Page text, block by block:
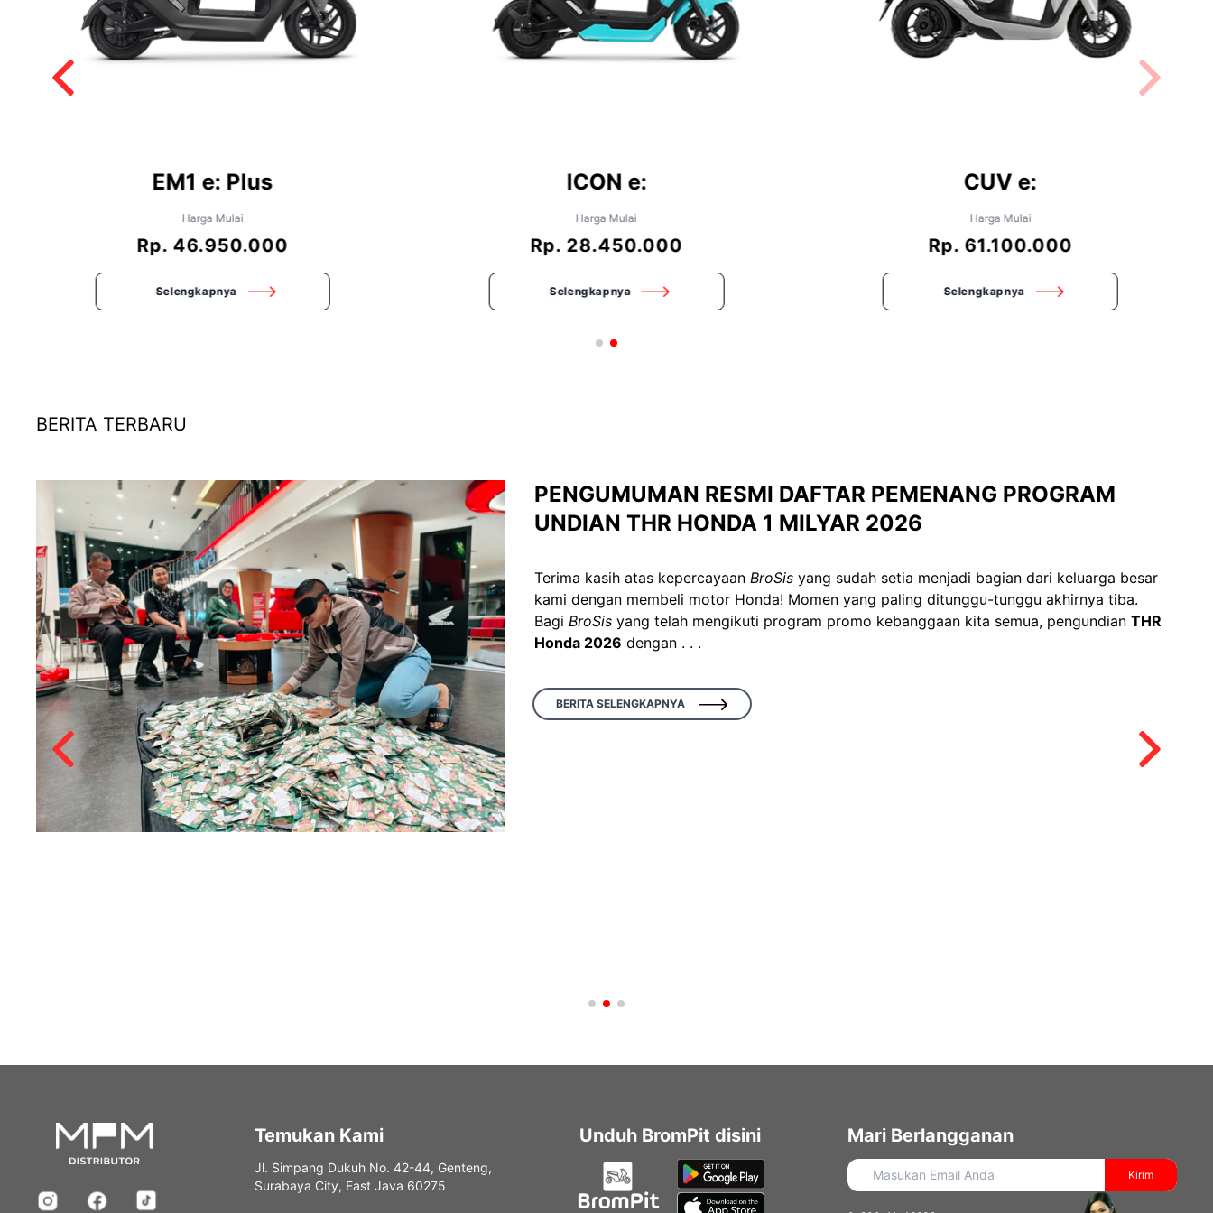
EM1 e: Plus
Harga Mulai
Rp. 46.950.000
Selengkapnya
ICON e:
Harga Mulai
Rp. 28.450.000
Selengkapnya
CUV e:
Harga Mulai
Rp. 61.100.000
Selengkapnya
BERITA TERBARU
PENGUMUMAN RESMI DAFTAR PEMENANG PROGRAM
UNDIAN THR HONDA 1 MILYAR 2026
Terima kasih atas kepercayaan BroSisyang sudah setia menjadi bagian dari keluarga besar
kami dengan membeli motor Honda! Momen yang paling ditunggu-tunggu akhirnya tiba.
Bagi BroSisyang telah mengikuti program promo kebanggaan kita semua, pengundian THR
Honda 2026 dengan . . .
BERITA SELENGKAPNYA
Temukan Kami
Jl. Simpang Dukuh No. 42-44, Genteng,
Surabaya City, East Java 60275
Unduh BromPit disini Mari Berlangganan
Kirim